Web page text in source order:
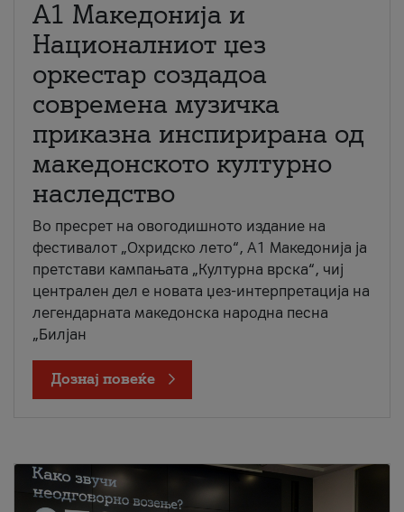
А1 Македонија и
Националниот џез
оркестар создадоа
современа музичка
приказна инспирирана од
македонското културно
наследство
Во пресрет на овогодишното издание на
фестивалот „Охридско лето“, А1 Македонија ја
претстави кампањата „Културна врска“, чиј
централен дел е новата џез-интерпретација на
легендарната македонска народна песна
„Билјан
Дознај повеќе